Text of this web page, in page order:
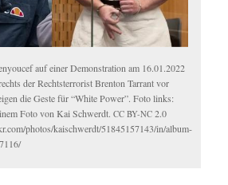
auf ein­er Demon­stra­tion am 16.01.2022
der Recht­ster­ror­ist Bren­ton Tar­rant vor
die Geste für “White Pow­er”. Foto links:
Foto von Kai Schw­erdt.CC BY-NC 2.0
photos/kaischwerdt/51845157143/in/album-